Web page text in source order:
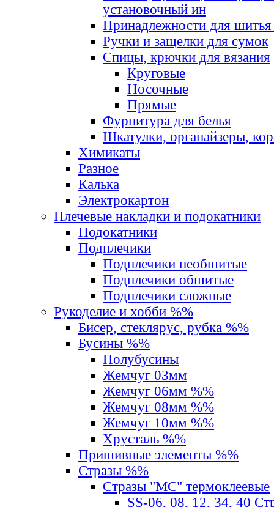
установочный ин
Принадлежности для шитья
Ручки и защелки для сумок
Спицы, крючки для вязания
Круговые
Носочные
Прямые
Фурнитура для белья
Шкатулки, органайзеры,
Химикаты
Разное
Калька
Электрокартон
Плечевые накладки и подокатники
Подокатники
Подплечики
Подплечики необшитые
Подплечики обшитые
Подплечики сложные
Рукоделие и хобби %%
Бисер, стеклярус, рубка %%
Бусины %%
Полубусины
Жемчуг 03мм
Жемчуг 06мм %%
Жемчуг 08мм %%
Жемчуг 10мм %%
Хрусталь %%
Пришивные элементы %%
Стразы %%
Стразы "MС" термоклеевые
SS-06, 08, 12, 34, 40